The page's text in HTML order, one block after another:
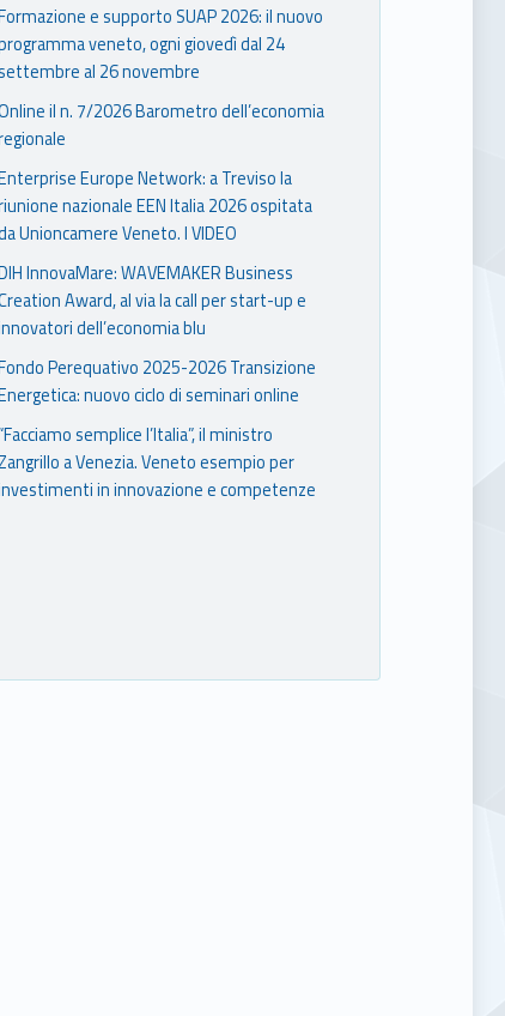
e supporto SUAP 2026: il nuovo
veneto, ogni giovedì dal 24
settembre al 26 novembre
il n. 7/2026 Barometro dell’economia
Europe Network: a Treviso la
nazionale EEN Italia 2026 ospitata
Unioncamere Veneto. I VIDEO
InnovaMare: WAVEMAKER Business
Award, al via la call per start-up e
dell’economia blu
Perequativo 2025-2026 Transizione
nuovo ciclo di seminari online
semplice l’Italia”, il ministro
a Venezia. Veneto esempio per
in innovazione e competenze